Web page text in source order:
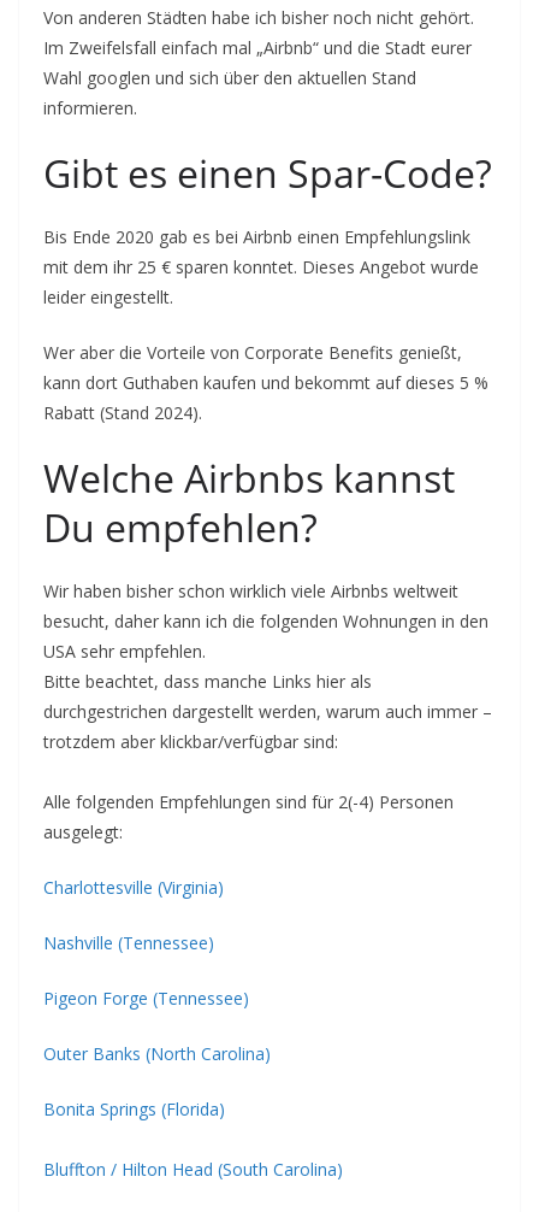
Von anderen Städten habe ich bisher noch nicht gehört.
Im Zweifelsfall einfach mal „Airbnb“ und die Stadt eurer
Wahl googlen und sich über den aktuellen Stand
informieren.
Gibt es einen Spar-Code?
Bis Ende 2020 gab es bei Airbnb einen Empfehlungslink
mit dem ihr 25 € sparen konntet. Dieses Angebot wurde
leider eingestellt.
Wer aber die Vorteile von Corporate Benefits genießt,
kann dort Guthaben kaufen und bekommt auf dieses 5 %
Rabatt (Stand 2024).
Welche Airbnbs kannst
Du empfehlen?
Wir haben bisher schon wirklich viele Airbnbs weltweit
besucht, daher kann ich die folgenden Wohnungen in den
USA sehr empfehlen.
Bitte beachtet, dass manche Links hier als
durchgestrichen dargestellt werden, warum auch immer –
trotzdem aber klickbar/verfügbar sind:
Alle folgenden Empfehlungen sind für 2(-4) Personen
ausgelegt:
Charlottesville (Virginia)
Nashville (Tennessee)
Pigeon Forge (Tennessee)
Outer Banks (North Carolina)
Bonita Springs (Florida)
Bluffton / Hilton Head (South Carolina)